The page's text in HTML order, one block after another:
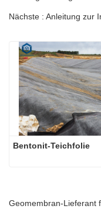
Nächste : Anleitung zur
Bentonit-Teichfolie